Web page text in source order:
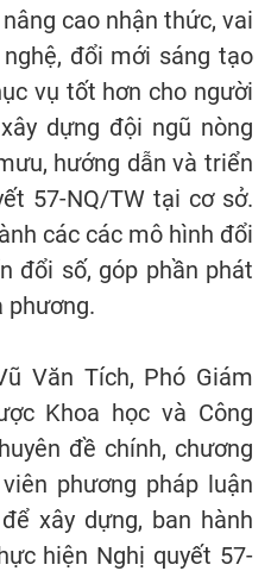
cao nhận thức, vai
đổi mới sáng tạo
vụ tốt hơn cho người
dựng đội ngũ nòng
hướng dẫn và triển
57-NQ/TW tại cơ sở.
các các mô hình đổi
đổi số, góp phần phát
phương.
Văn Tích, Phó Giám
Khoa học và Công
đề chính, chương
phương pháp luận
xây dựng, ban hành
hiện Nghị quyết 57-